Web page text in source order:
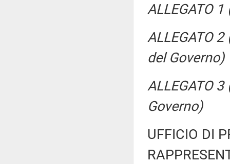
ALLEGATO
ALLEGATO
del Governo)
ALLEGATO
Governo)
UFFICIO DI